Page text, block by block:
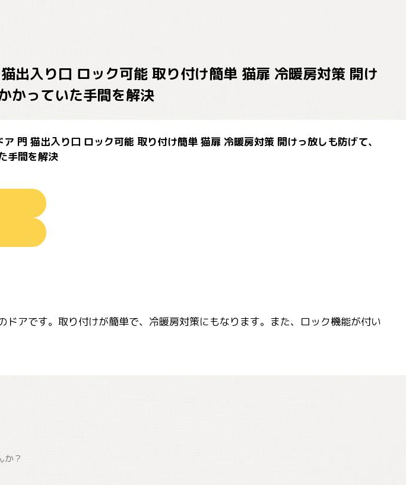
出入り口 ロック可能 取り付け簡単 猫扉 冷暖房対策 開け
かっていた手間を解決
門 猫出入り口 ロック可能 取り付け簡単 猫扉 冷暖房対策 開けっ放しも防げて、
手間を解決
アです。取り付けが簡単で、冷暖房対策にもなります。また、ロック機能が付い
か？